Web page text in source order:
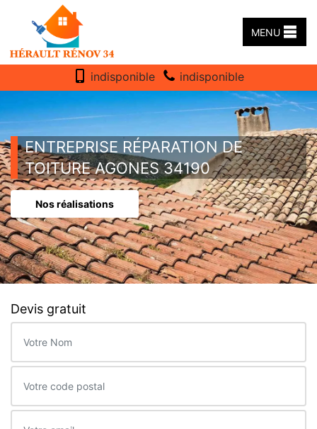
MENU
indisponible indisponible
ENTREPRISE RÉPARATION DE
TOITURE AGONES 34190
Nos réalisations
Devis gratuit